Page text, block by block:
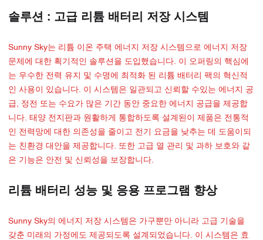
솔루션 : 고급 리튬 배터리 저장 시스템
Sunny Sky는 리튬 이온 주택 에너지 저장 시스템으로 에너지 저장
문제에 대한 획기적인 솔루션을 도입했습니다. 이 오퍼링의 핵심에
는 우수한 전력 유지 및 수명에 최적화 된 리튬 배터리 팩의 혁신적
인 사용이 있습니다. 이 시스템은 일관되고 신뢰할 수있는 에너지 공
급, 정전 또는 수요가 많은 기간 동안 중요한 에너지 공급을 제공합
니다. 태양 전지판과 원활하게 통합하도록 설계된이 제품은 전통적
인 전력망에 대한 의존성을 줄이고 전기 요금을 낮추는 데 도움이되
는 친환경 대안을 제공합니다. 또한 고급 열 관리 및 과하 보호와 같
은 기능은 안전 및 신뢰성을 보장합니다.
리튬 배터리 성능 및 응용 프로그램 향상
Sunny Sky의 에너지 저장 시스템은 가구뿐만 아니라 고급 기술을
갖춘 미래의 가정에도 제공되도록 설계되었습니다. 이 시스템은 효